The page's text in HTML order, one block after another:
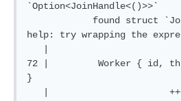
`Option<JoinHandle<()>>`
help: try wrapping the
72 |         Worker { id,
}